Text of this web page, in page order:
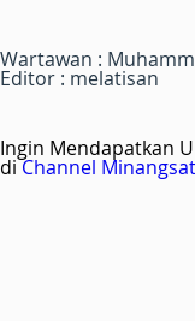
Wartawan :
Editor : melatisan
Ingin Mendapatkan
diChannel